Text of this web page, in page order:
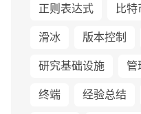
正则表达式
比特
滑冰
版本控制
研究基础设施
管
终端
经验总结